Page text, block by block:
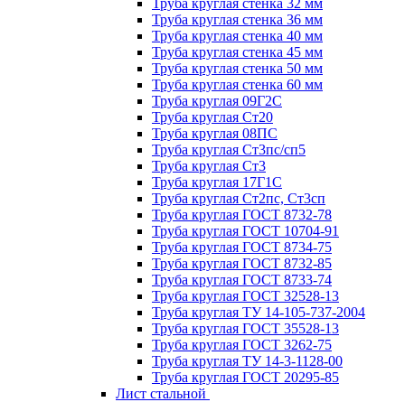
Труба круглая стенка 32 мм
Труба круглая стенка 36 мм
Труба круглая стенка 40 мм
Труба круглая стенка 45 мм
Труба круглая стенка 50 мм
Труба круглая стенка 60 мм
Труба круглая 09Г2С
Труба круглая Ст20
Труба круглая 08ПС
Труба круглая Ст3пс/сп5
Труба круглая Ст3
Труба круглая 17Г1С
Труба круглая Ст2пс, Ст3сп
Труба круглая ГОСТ 8732-78
Труба круглая ГОСТ 10704-91
Труба круглая ГОСТ 8734-75
Труба круглая ГОСТ 8732-85
Труба круглая ГОСТ 8733-74
Труба круглая ГОСТ 32528-13
Труба круглая ТУ 14-105-737-2004
Труба круглая ГОСТ 35528-13
Труба круглая ГОСТ 3262-75
Труба круглая ТУ 14-3-1128-00
Труба круглая ГОСТ 20295-85
Лист стальной